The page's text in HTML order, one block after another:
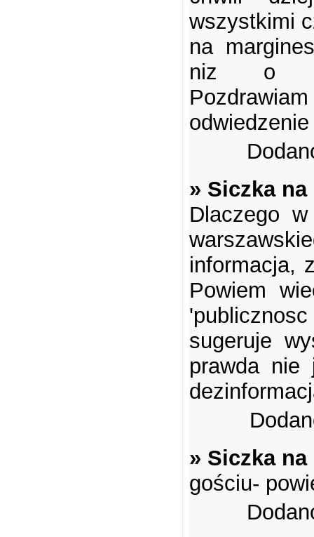
wszystkimi
na
niz o
odwiedzenie
» Siczka
Dlaczego
informacja,
Powiem
sugeruje
prawda nie
» Siczka
gościu-